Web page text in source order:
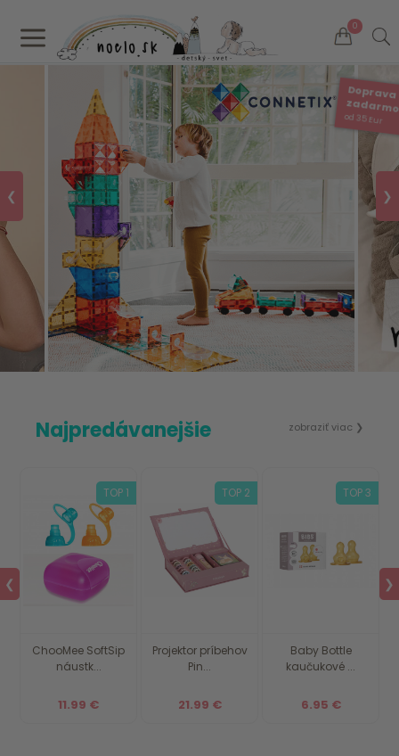
a 0
Doprava
od 35 Eur
❮ ❯
Najpredávanejšie zobraziť viac ❯
❮
ChooMee SoftSip
náustk...
11.99 €
TOP 1
Projektor príbehov
Pin...
21.99 €
TOP 2
Baby Bottle
kaučukové ...
6.95 €
TOP 3
❯